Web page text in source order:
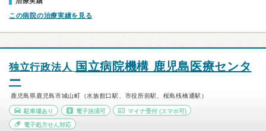
この病院の治療実績を見る
独立行政法人 国立病院機構 鹿児島医療センタ
ー
鹿児島県鹿児島市城山町（水族館口駅、市役所前駅、桜島桟橋通駅）
駐車場あり 電子決済可 マイナ受付 (スマホ可)
電子処方せん対応